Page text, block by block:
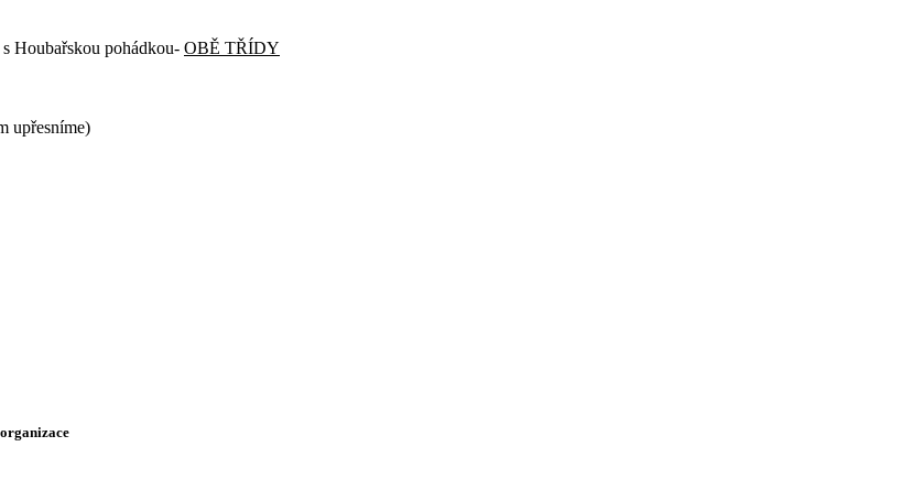
Houbařskou pohádkou- OBĚ TŘÍDY
upřesníme)